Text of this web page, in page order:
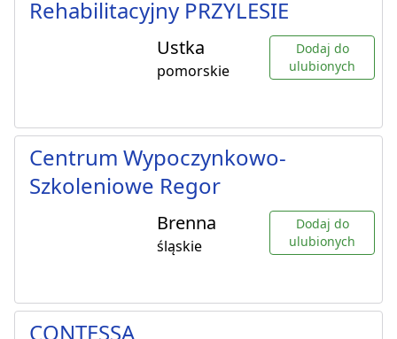
Rehabilitacyjny PRZYLESIE
Ustka
pomorskie
Dodaj do
ulubionych
Centrum Wypoczynkowo-
Szkoleniowe Regor
Brenna
śląskie
Dodaj do
ulubionych
CONTESSA